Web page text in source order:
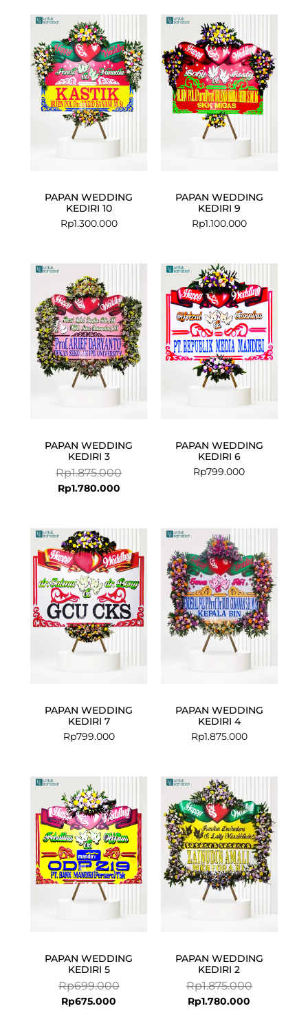
PAPAN WEDDING
KEDIRI 10
Rp1.300.000
PAPAN WEDDING
KEDIRI 9
Rp1.100.000
PAPAN WEDDING
KEDIRI 3
Rp1.875.000
was:
Rp1.875.000.
Rp1.780.000
is:
Rp1.780.000.
PAPAN WEDDING
KEDIRI 6
Rp799.000
PAPAN WEDDING
KEDIRI 7
Rp799.000
PAPAN WEDDING
KEDIRI 4
Rp1.875.000
PAPAN WEDDING
KEDIRI 5
Rp699.000
was:
Rp699.000.
Rp675.000
price
is:
Rp675.000.
PAPAN WEDDING
KEDIRI 2
Rp1.875.000
was:
Rp1.780.000
is: